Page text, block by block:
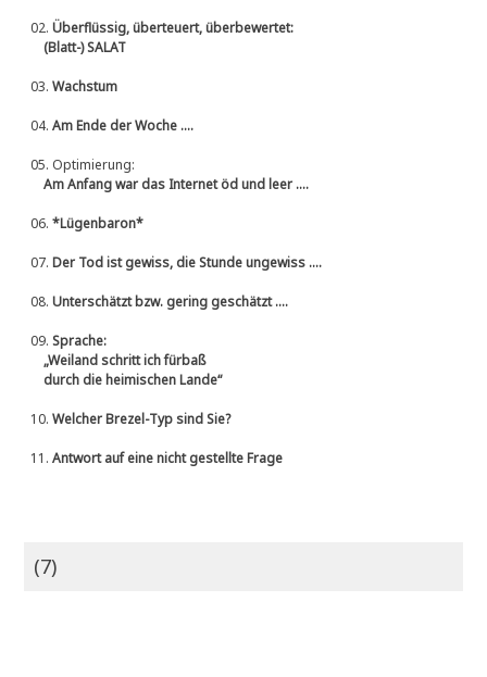
02.Überflüssig, überteuert, überbewertet:
(Blatt-) SALAT
03.Wachstum
04.Am Ende der Woche ....
05. Optimierung:
Am Anfang war das Internet öd und leer ....
06.*Lügenbaron*
07.Der Tod ist gewiss, die Stunde ungewiss ....
08.Unterschätzt bzw. gering geschätzt ....
09.Sprache:
„Weiland schritt ich fürbaß
durch die heimischen Lande“
10.Welcher Brezel-Typ sind Sie?
11.Antwort auf eine nicht gestellte Frage
(7)